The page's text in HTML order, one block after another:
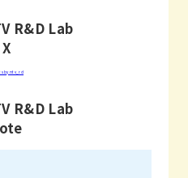
R&D Lab
X
by ntv_rd
R&D Lab